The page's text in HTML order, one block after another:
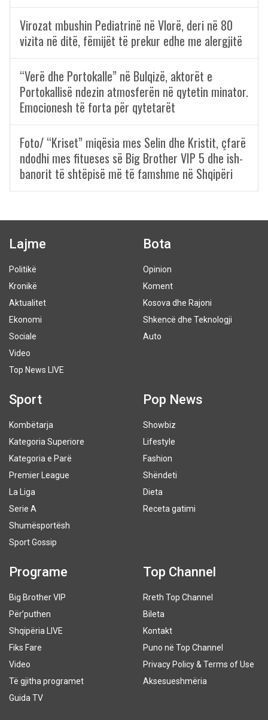
Virozat mbushin Pediatrinë në Vlorë, deri në 80
vizita në ditë, fëmijët të prekur edhe me alergjitë
“Verë dhe Portokalle” në Bulqizë, aktorët e
Portokallisë ndezin atmosferën në qytetin minator.
Emocionesh të forta për qytetarët
Foto/ “Kriset” miqësia mes Selin dhe Kristit, çfarë
ndodhi mes fitueses së Big Brother VIP 5 dhe ish-
banorit të shtëpisë më të famshme në Shqipëri
Lajme
Politikë
Kronikë
Aktualitet
Ekonomi
Sociale
Video
Top News LIVE
Bota
Opinion
Koment
Kosova dhe Rajoni
Shkencë dhe Teknologji
Auto
Sport
Kombëtarja
Kategoria Superiore
Kategoria e Parë
Premier League
La Liga
Serie A
Shumësportësh
Sport Gossip
Pop News
Showbiz
Lifestyle
Fashion
Shëndeti
Dieta
Receta gatimi
Programe
Big Brother VIP
Për’puthen
Shqipëria LIVE
Fiks Fare
Video
Të gjitha programet
Guida TV
Top Channel
Rreth Top Channel
Bileta
Kontakt
Puno në Top Channel
Privacy Policy & Terms of Use
Aksesueshmëria